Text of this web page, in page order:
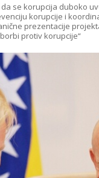
se korupcija duboko
korupcije i
prezentacije
protiv korupcije“